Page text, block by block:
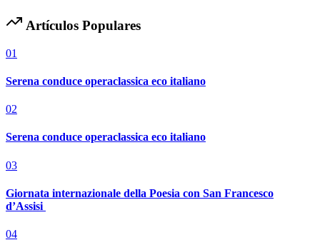
Artículos Populares
01
Serena conduce operaclassica eco italiano
02
Serena conduce operaclassica eco italiano
03
Giornata internazionale della Poesia con San Francesco
d’Assisi
04